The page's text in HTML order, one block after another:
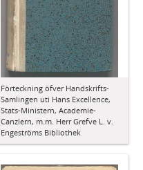
Förteckning öfver Handskrifts-
Samlingen uti Hans Excellence,
Stats-Ministern, Academie-
Canzlern, m.m. Herr Grefve L. v.
Engeströms Bibliothek